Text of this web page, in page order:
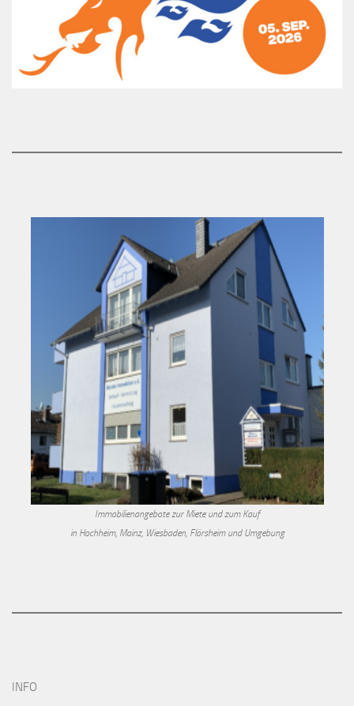
Immobilienangebote zur Miete und zum Kauf
in Hochheim, Mainz, Wiesbaden, Flörsheim und Umgebung
INFO